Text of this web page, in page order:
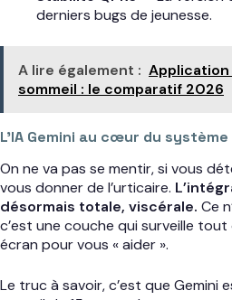
derniers bugs de jeunesse.
A lire également :
sommeil : le comparatif 2026
L’IA Gemini au cœur du
On ne va pas se mentir, si vous
vous donner de l’urticaire.
désormais totale, viscérale. Ce
c’est une couche qui surveille
écran pour vous « aider ».
Le truc à savoir, c’est que Gemini